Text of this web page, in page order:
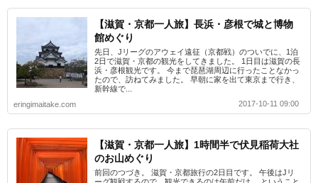
【滋賀・京都一人旅】長浜・彦根で城と博物
館めぐり
先日、Jリーグのアウェイ遠征（京都戦）のついでに、1泊
2日で滋賀・京都の観光をしてきました。 1日目は滋賀の長
浜・彦根観光です。 今まで琵琶湖周辺に行ったことなかっ
たので、訪ねてみました。 早朝に家を出て東京まで行き、
新幹線で...
eringimaitake.com
2017-10-11 09:00
【滋賀・京都一人旅】1時間半で伏見稲荷大社
のお山めぐり
前回のつづき。 滋賀・京都旅行の2日目です。 午後はJリ